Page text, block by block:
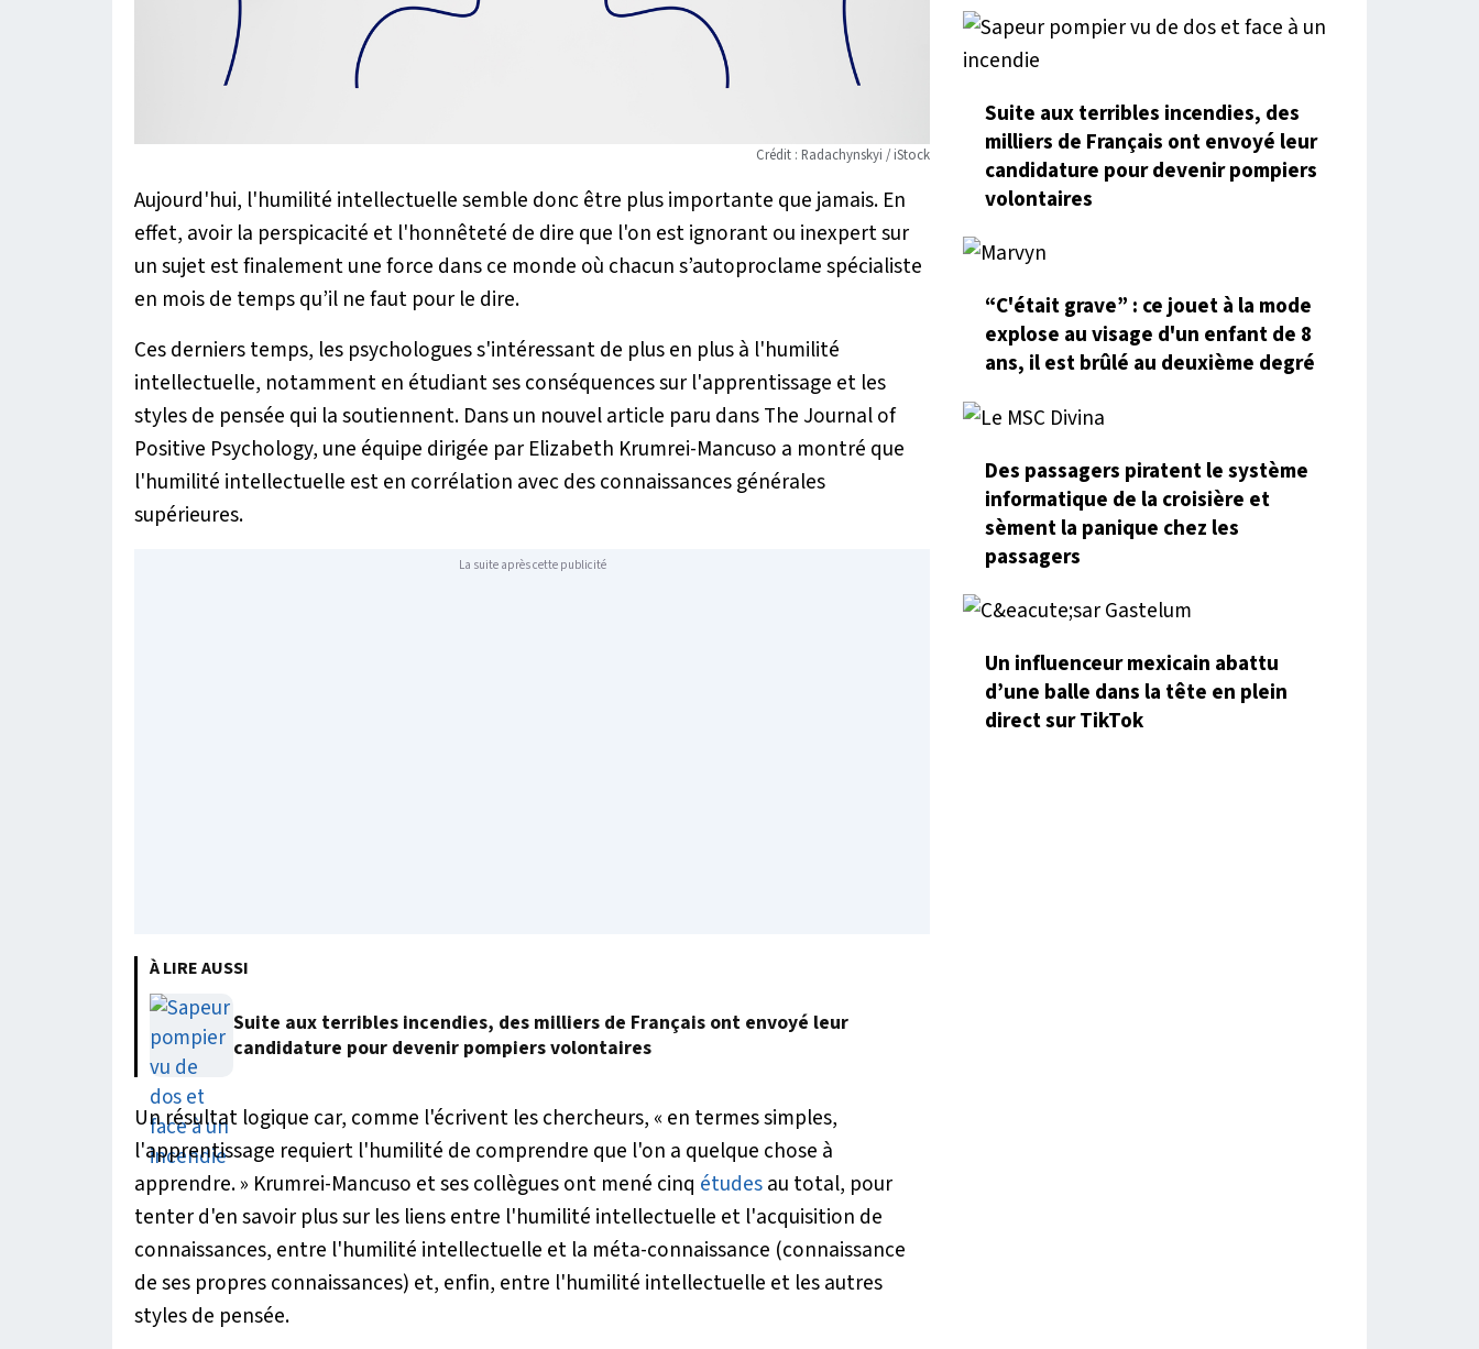
Crédit : Radachynskyi / iStock
Aujourd'hui, l'humilité intellectuelle semble donc être plus importante que jamais. En
effet, avoir la perspicacité et l'honnêteté de dire que l'on est ignorant ou inexpert sur
un sujet est finalement une force dans ce monde où chacun s’autoproclame spécialiste
en mois de temps qu’il ne faut pour le dire.
Ces derniers temps, les psychologues s'intéressant de plus en plus à l'humilité
intellectuelle, notamment en étudiant ses conséquences sur l'apprentissage et les
styles de pensée qui la soutiennent. Dans un nouvel article paru dans The Journal of
Positive Psychology, une équipe dirigée par Elizabeth Krumrei-Mancuso a montré que
l'humilité intellectuelle est en corrélation avec des connaissances générales
supérieures.
La suite après cette publicité
À LIRE AUSSI
Suite aux terribles incendies, des milliers de Français ont envoyé leur
candidature pour devenir pompiers volontaires
Un résultat logique car, comme l'écrivent les chercheurs, « en termes simples,
l'apprentissage requiert l'humilité de comprendre que l'on a quelque chose à
apprendre. » Krumrei-Mancuso et ses collègues ont mené cinq étudesau total, pour
tenter d'en savoir plus sur les liens entre l'humilité intellectuelle et l'acquisition de
connaissances, entre l'humilité intellectuelle et la méta-connaissance (connaissance
de ses propres connaissances) et, enfin, entre l'humilité intellectuelle et les autres
styles de pensée.
Suite aux terribles incendies, des
milliers de Français ont envoyé leur
candidature pour devenir pompiers
volontaires
“C'était grave” : ce jouet à la mode
explose au visage d'un enfant de 8
ans, il est brûlé au deuxième degré
Des passagers piratent le système
informatique de la croisière et
sèment la panique chez les
passagers
Un influenceur mexicain abattu
d’une balle dans la tête en plein
direct sur TikTok